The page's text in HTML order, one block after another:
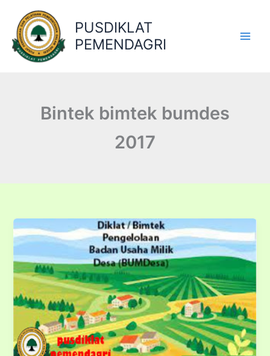
konten
PUSDIKLAT
PEMENDAGRI
Bintek bimtek bumdes
2017